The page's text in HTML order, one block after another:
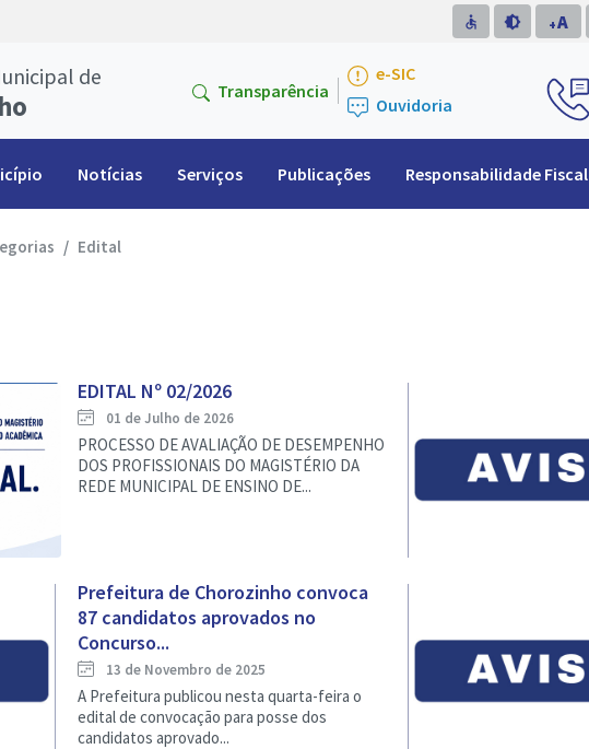
accessible brightness_medium A
+
de
Transparência
e-SIC
Ouvidoria
Notícias Serviços Publicações Responsabilidade Fiscal
Edital
EDITAL Nº 02/2026
01 de Julho de 2026
PROCESSO DE AVALIAÇÃO DE DESEMPENHO
DOS PROFISSIONAIS DO MAGISTÉRIO DA
REDE MUNICIPAL DE ENSINO DE...
Prefeitura de Chorozinho convoca
87 candidatos aprovados no
Concurso...
13 de Novembro de 2025
A Prefeitura publicou nesta quarta-feira o
edital de convocação para posse dos
candidatos aprovado...